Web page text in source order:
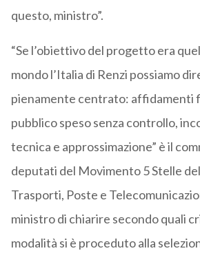
questo, ministro”.
“Se l’obiettivo del progetto era
mondo l’Italia di Renzi possiamo
pienamente centrato: affidamenti
pubblico speso senza controllo,
tecnica e approssimazione” è il
deputati del Movimento 5 Stelle
Trasporti, Poste e
ministro di chiarire secondo quali
modalità si è proceduto alla